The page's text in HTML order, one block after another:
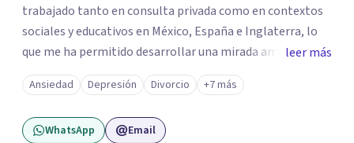
trabajado tanto en consulta privada como en contextos
sociales y educativos en México, España e Inglaterra, lo
que me ha permitido desarrollar una mirada amplia,
sensible y profundamente humana del sufrimiento
psicológico. Trabajo desde un enfoque integral que
combina la Psicología Existencial, la Logoterapia, el
Análisis Conductual y la Terapia Dialéctico Conductual.
leer más
Ansiedad Depresión Divorcio +7 más
WhatsApp Email